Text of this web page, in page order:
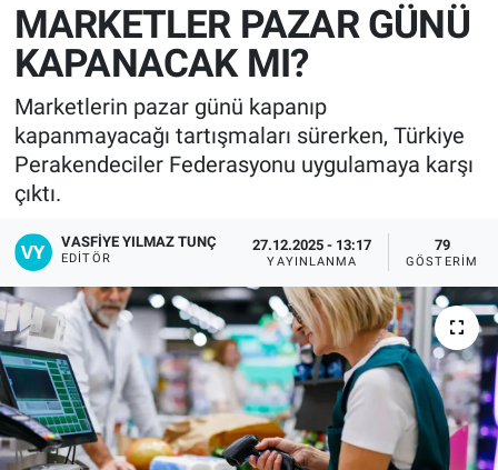
MARKETLER PAZAR GÜNÜ
KAPANACAK MI?
Marketlerin pazar günü kapanıp
kapanmayacağı tartışmaları sürerken, Türkiye
Perakendeciler Federasyonu uygulamaya karşı
çıktı.
VASFIYE YILMAZ TUNÇ
EDITÖR
27.12.2025 - 13:17
YAYINLANMA
79
GÖSTERIM